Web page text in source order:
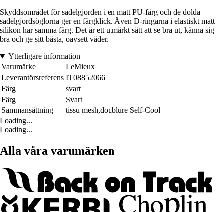
Skyddsområdet för sadelgjorden i en matt PU-färg och de dolda
sadelgjordsöglorna ger en färgklick. Även D-ringarna i elastiskt matt
silikon har samma färg. Det är ett utmärkt sätt att se bra ut, känna sig
bra och ge sitt bästa, oavsett väder.
Ytterligare information
Varumärke
LeMieux
Leverantörsreferens IT08852066
Färg
svart
Färg
Svart
Sammansättning
tissu mesh,doublure Self-Cool
Loading...
Loading...
Alla våra varumärken